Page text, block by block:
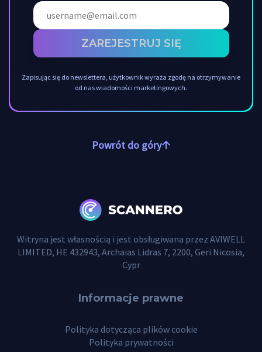
ZAREJESTRUJ SIĘ
Zapisując się do newslettera, użytkownik wyraża zgodę na otrzymywanie
od nas wiadomości marketingowych.
Powrót do góry
Witryna jest własnością i jest obsługiwana przez AVIWELL
LIMITED, HE 432943, Archaias Lidras 7, 2200, Geri Nicosia,
Cypr
Informacje prawne
Polityka dotycząca plików cookie
Polityka prywatności